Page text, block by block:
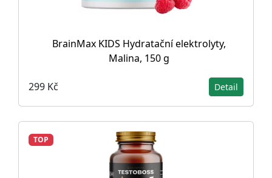
BrainMax KIDS Hydratační elektrolyty,
Malina, 150 g
299 Kč Detail
TOP